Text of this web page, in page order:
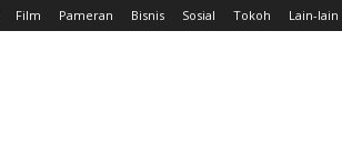
Film Pameran Bisnis Sosial Tokoh Lain-lain